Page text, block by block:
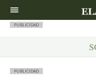
PUBLICIDAD
PUBLICIDAD